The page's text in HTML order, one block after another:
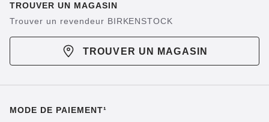
TROUVER UN MAGASIN
Trouver un revendeur BIRKENSTOCK
TROUVER UN MAGASIN
MODE DE PAIEMENT¹